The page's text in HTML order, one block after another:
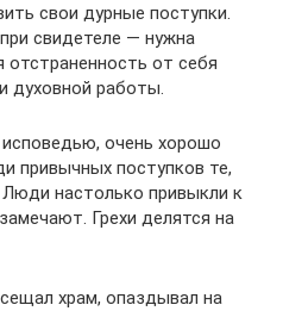
свои дурные поступки.
свидетеле — нужна
отстраненность от себя
духовной работы.
очень хорошо
привычных поступков те,
настолько привыкли к
Грехи делятся на
храм, опаздывал на